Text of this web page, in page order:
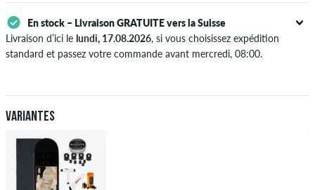
En stock – Livraison GRATUITE vers la Suisse
Livraison d’ici le lundi, 17.08.2026, si vous choisissez expédition
standard et passez votre commande avant mercredi, 08:00.
virement bancaire, votre commande sera envoyée après réception du
paiement. Plus d'info sur
Variantes